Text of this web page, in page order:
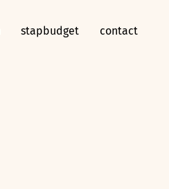
stapbudget contact